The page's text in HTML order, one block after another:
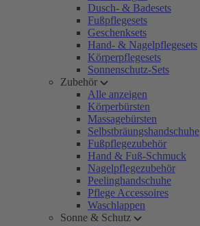
Dusch- & Badesets
Fußpflegesets
Geschenksets
Hand- & Nagelpflegesets
Körperpflegesets
Sonnenschutz-Sets
Zubehör
Alle anzeigen
Körperbürsten
Massagebürsten
Selbstbräungshandschuhe
Fußpflegezubehör
Hand & Fuß-Schmuck
Nagelpflegezubehör
Peelinghandschuhe
Pflege Accessoires
Waschlappen
Sonne & Schutz